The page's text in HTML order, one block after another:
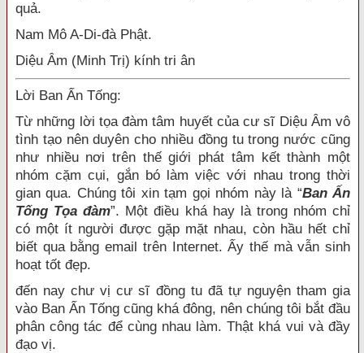
quả.
Nam Mô A-Di-đà Phật.
Diệu Âm (Minh Trị) kính tri ân
Lời Ban Ấn Tống:
Từ những lời tọa đàm tâm huyết của cư sĩ Diệu Âm vô
tình tạo nên duyên cho nhiều đồng tu trong nước cũng
như nhiều nơi trên thế giới phát tâm kết thành một
nhóm cặm cụi, gắn bó làm việc với nhau trong thời
gian qua. Chúng tôi xin tạm gọi nhóm này là “Ban Ấn
Tống Tọa đàm”. Một điều khá hay là trong nhóm chỉ
có một ít người được gặp mặt nhau, còn hầu hết chỉ
biết qua bằng email trên Internet. Ấy thế mà vẫn sinh
hoạt tốt đẹp.
đến nay chư vị cư sĩ đồng tu đã tự nguyện tham gia
vào Ban Ấn Tống cũng khá đông, nên chúng tôi bắt đầu
phân công tác để cùng nhau làm. Thật khá vui và đầy
đạo vị.